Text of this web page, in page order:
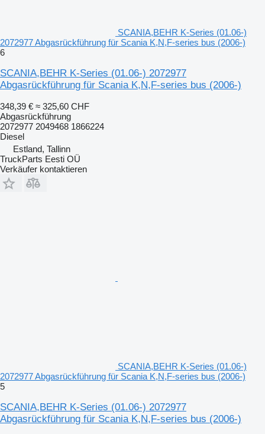
SCANIA,BEHR K-Series (01.06-)
2072977 Abgasrückführung für Scania K,N,F-series bus (2006-)
6
SCANIA,BEHR K-Series (01.06-) 2072977
Abgasrückführung für Scania K,N,F-series bus (2006-)
348,39 € ≈ 325,60 CHF
Abgasrückführung
2072977 2049468 1866224
Diesel
Estland, Tallinn
TruckParts Eesti OÜ
Verkäufer kontaktieren
SCANIA,BEHR K-Series (01.06-)
2072977 Abgasrückführung für Scania K,N,F-series bus (2006-)
5
SCANIA,BEHR K-Series (01.06-) 2072977
Abgasrückführung für Scania K,N,F-series bus (2006-)